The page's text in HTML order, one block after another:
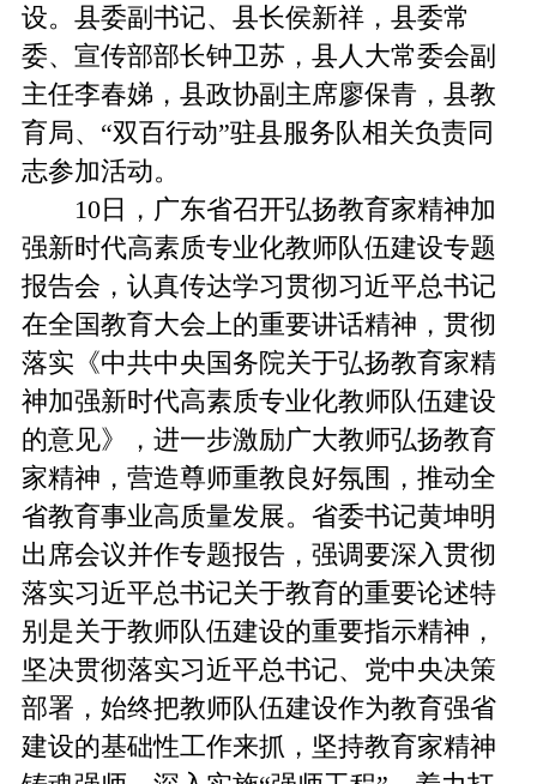
设。县委副书记、县长侯新祥，县委常
委、宣传部部长钟卫苏，县人大常委会副
主任李春娣，县政协副主席廖保青，县教
育局、“双百行动”驻县服务队相关负责同
志参加活动。
10日，广东省召开弘扬教育家精神加
强新时代高素质专业化教师队伍建设专题
报告会，认真传达学习贯彻习近平总书记
在全国教育大会上的重要讲话精神，贯彻
落实《中共中央国务院关于弘扬教育家精
神加强新时代高素质专业化教师队伍建设
的意见》，进一步激励广大教师弘扬教育
家精神，营造尊师重教良好氛围，推动全
省教育事业高质量发展。省委书记黄坤明
出席会议并作专题报告，强调要深入贯彻
落实习近平总书记关于教育的重要论述特
别是关于教师队伍建设的重要指示精神，
坚决贯彻落实习近平总书记、党中央决策
部署，始终把教师队伍建设作为教育强省
建设的基础性工作来抓，坚持教育家精神